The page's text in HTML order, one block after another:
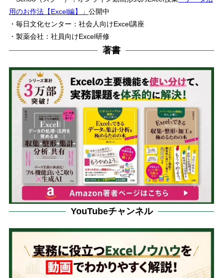
用のお作法【Excel編】」 公開中
・毎日文化センター：社会人向けExcel講座
・製薬会社：社員向けExcel研修
著書
YouTubeチャンネル